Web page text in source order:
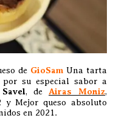
de GioSam Una tarta
por su especial sabor a
, de Airas Moniz,
y Mejor queso absoluto
en 2021.